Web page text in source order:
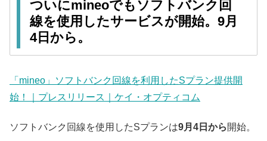
ついにmineoでもソフトバンク回
線を使用したサービスが開始。9月
4日から。
「mineo」ソフトバンク回線を利用したSプラン提供開
始！｜プレスリリース｜ケイ・オプティコム
ソフトバンク回線を使用したSプランは9月4日から 開始。